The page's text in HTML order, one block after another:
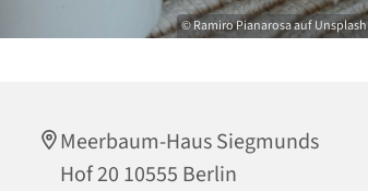
© Ramiro Pianarosa auf Unsplash
Meerbaum-Haus Siegmunds
Hof 20 10555 Berlin